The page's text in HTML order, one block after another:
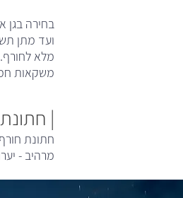
בחירה בגן
ועד מתן
מלא
משקאות
|
חתונת
מרהיב -